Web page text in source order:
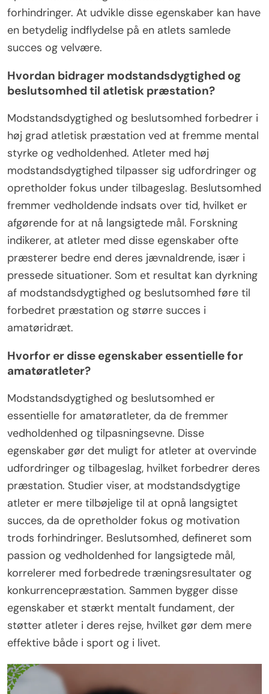
forhindringer. At udvikle disse egenskaber kan have
en betydelig indflydelse på en atlets samlede
succes og velvære.
Hvordan bidrager modstandsdygtighed og
beslutsomhed til atletisk præstation?
Modstandsdygtighed og beslutsomhed forbedrer i
høj grad atletisk præstation ved at fremme mental
styrke og vedholdenhed. Atleter med høj
modstandsdygtighed tilpasser sig udfordringer og
opretholder fokus under tilbageslag. Beslutsomhed
fremmer vedholdende indsats over tid, hvilket er
afgørende for at nå langsigtede mål. Forskning
indikerer, at atleter med disse egenskaber ofte
præsterer bedre end deres jævnaldrende, især i
pressede situationer. Som et resultat kan dyrkning
af modstandsdygtighed og beslutsomhed føre til
forbedret præstation og større succes i
amatøridræt.
Hvorfor er disse egenskaber essentielle for
amatøratleter?
Modstandsdygtighed og beslutsomhed er
essentielle for amatøratleter, da de fremmer
vedholdenhed og tilpasningsevne. Disse
egenskaber gør det muligt for atleter at overvinde
udfordringer og tilbageslag, hvilket forbedrer deres
præstation. Studier viser, at modstandsdygtige
atleter er mere tilbøjelige til at opnå langsigtet
succes, da de opretholder fokus og motivation
trods forhindringer. Beslutsomhed, defineret som
passion og vedholdenhed for langsigtede mål,
korrelerer med forbedrede træningsresultater og
konkurrencepræstation. Sammen bygger disse
egenskaber et stærkt mentalt fundament, der
støtter atleter i deres rejse, hvilket gør dem mere
effektive både i sport og i livet.